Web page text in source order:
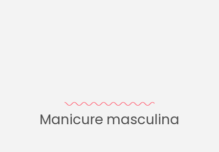
Manicure masculina